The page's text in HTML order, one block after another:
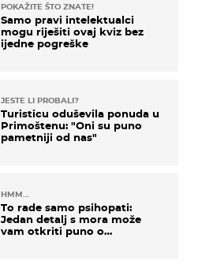
POKAŽITE ŠTO ZNATE!
Samo pravi intelektualci
mogu riješiti ovaj kviz bez
ijedne pogreške
JESTE LI PROBALI?
Turisticu oduševila ponuda u
Primoštenu: "Oni su puno
pametniji od nas"
HMM…
To rade samo psihopati:
Jedan detalj s mora može
vam otkriti puno o